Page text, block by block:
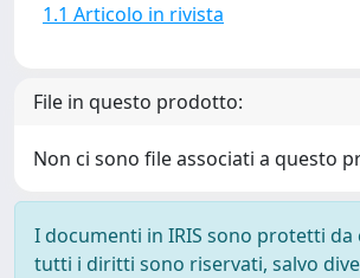
1.1 Articolo in rivista
File in questo prodotto:
Non ci sono file associati a questo
I documenti in IRIS sono protetti
tutti i diritti sono riservati, salvo